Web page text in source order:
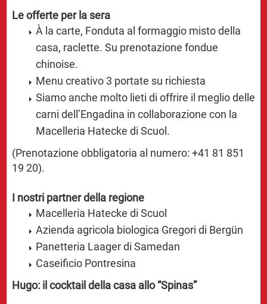
Le offerte per la sera
À la carte, Fonduta al formaggio misto della
casa, raclette. Su prenotazione fondue
chinoise.
Menu creativo 3 portate su richiesta
Siamo anche molto lieti di offrire il meglio delle
carni dell’Engadina in collaborazione con la
Macelleria Hatecke di Scuol.
(Prenotazione obbligatoria al numero: +41 81 851
19 20).
I nostri partner della regione
Macelleria Hatecke di Scuol
Azienda agricola biologica Gregori di Bergün
Panetteria Laager di Samedan
Caseificio Pontresina
Hugo: il cocktail della casa allo “Spinas”